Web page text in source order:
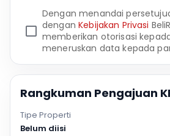
Dengan menandai
denganKebijakan Privasi
memberikan otorisasi
meneruskan data kepada
Rangkuman Pengajuan
Tipe Properti
Belum diisi